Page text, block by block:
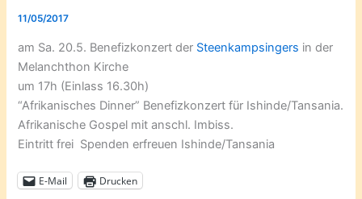
11/05/2017
am Sa. 20.5. Benefizkonzert der Steenkampsingers in der
Melanchthon Kirche
um 17h (Einlass 16.30h)
“Afrikanisches Dinner” Benefizkonzert für Ishinde/Tansania.
Afrikanische Gospel mit anschl. Imbiss.
Eintritt frei Spenden erfreuen Ishinde/Tansania
E-Mail Drucken